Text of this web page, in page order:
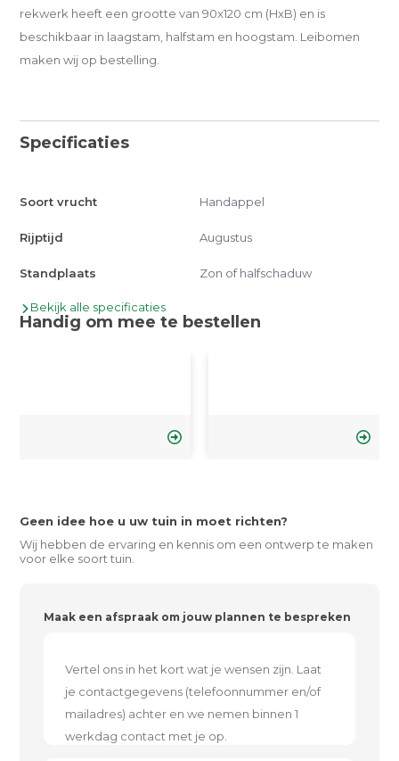
rekwerk heeft een grootte van 90x120 cm (HxB) en is
beschikbaar in laagstam, halfstam en hoogstam. Leibomen
maken wij op bestelling.
Specificaties
Soort vrucht Handappel
Rijptijd Augustus
Standplaats Zon of halfschaduw
Bekijk alle specificaties
Handig om mee te bestellen
Geen idee hoe u uw tuin in moet richten?
Wij hebben de ervaring en kennis om een ontwerp te maken
voor elke soort tuin.
Maak een afspraak om jouw plannen te bespreken